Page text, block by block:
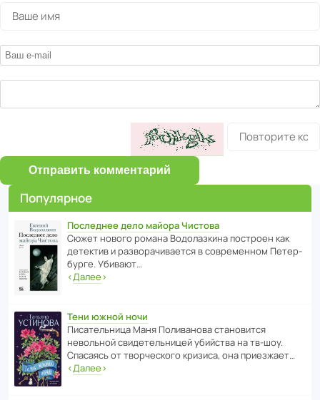
Отправить комментарий
Популярное
Последнее дело майора Чистова
Сюжет нового романа Водо­ла­з­кина пост­роен как
дете­ктив и разво­ра­чи­ва­ется в совре­менном Пете­р­
бурге. Убивают…
‹Далее›
Тени южной ночи
Писа­тель­ница Маня Поли­ва­нова стано­вится
невольной свиде­тель­ницей убийства на тв-шоу.
Спасаясь от твор­че­с­кого кризиса, она приезжает…
‹Далее›